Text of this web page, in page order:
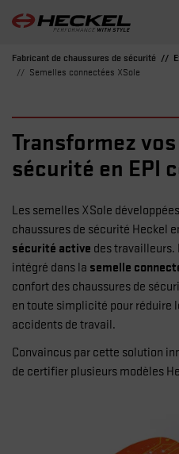
Fabricant de chaussures de sécurité
Semelles connectées XSole
Transformez
sécurité en EPI
Les semelles XSole
chaussures de sécurité Heckel
sécurité active des
intégré dans la semelle
confort des chaussures de
en toute simplicité pour réduire
accidents de travail.
Convaincus par cette solution
de certifier plusieurs modèles